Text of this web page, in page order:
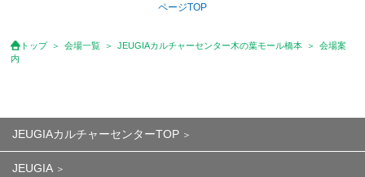
ページTOP
トップ 会場一覧 JEUGIAカルチャーセンター木の葉モール橋本
会場案
内
JEUGIAカルチャーセンターTOP
JEUGIA